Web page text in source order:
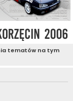
a
a
j
2006
tematów na tym